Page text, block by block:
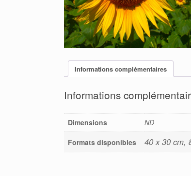
Informations complémentaires
Informations
Dimensions ND
Formats disponibles 40 x 30 cm,